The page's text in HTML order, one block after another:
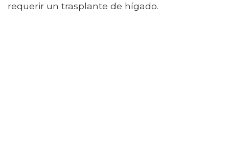
requerir un trasplante de hígado.